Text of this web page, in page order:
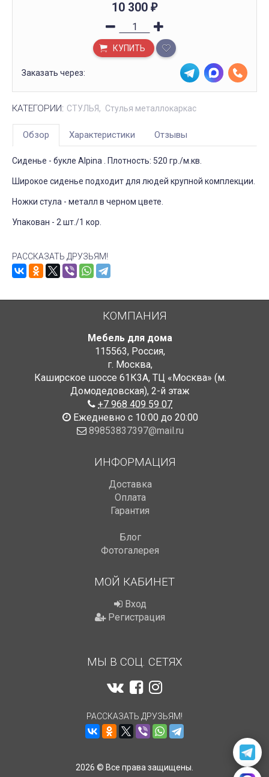
10 300 ₽
КУПИТЬ
Заказать через:
КАТЕГОРИИ: СТУЛЬЯ Стулья металлокаркас
Обзор Характеристики Отзывы
Сиденье - букле Alpina . Плотность: 520 гр./м.кв.
Широкое сиденье подходит для людей крупной комплекции.
Ножки стула - металл в черном цвете.
Упакован - 2 шт./1 кор.
РАССКАЗАТЬ ДРУЗЬЯМ!
КОМПАНИЯ
Мебель для дома
115563, Россия,
г. Москва,
Каширское шоссе 61К3А, ТЦ «Москва» (м.
Домодедовская), 2-й этаж
+7 968 409 59 07
Ежедневно с 10:00 до 20:00
89853837397@mail.ru
ИНФОРМАЦИЯ
Доставка
Оплата
Гарантия
Блог
Фотогалерея
МОЙ КАБИНЕТ
Вход
Регистрация
МЫ В СОЦ. СЕТЯХ
РАССКАЗАТЬ ДРУЗЬЯМ!
2026 © Все права защищены.